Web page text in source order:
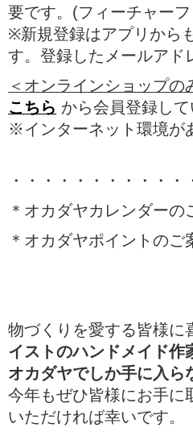
要です。(フィーチャー
※新規登録はアプリから
す。登録したメールアド
＜オンラインショップ
こちら から会員登録して
※インターネット環境が
・・・・・・・・・・・
＊オカダヤカレンダーの
＊オカダヤポイントのご
物づくりを愛する皆様に
イストのハンドメイド作
オカダヤでしか手に入ら
今年もぜひ皆様にお手に
いただければ幸いです。